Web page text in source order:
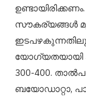
സൗകര്യങ്ങൾ
യോഗ്യതയായി
300-400.
ബയോഡാറ്റാ,